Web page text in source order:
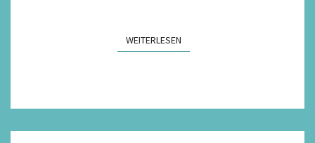
WEITERLESENWEITERLESEN